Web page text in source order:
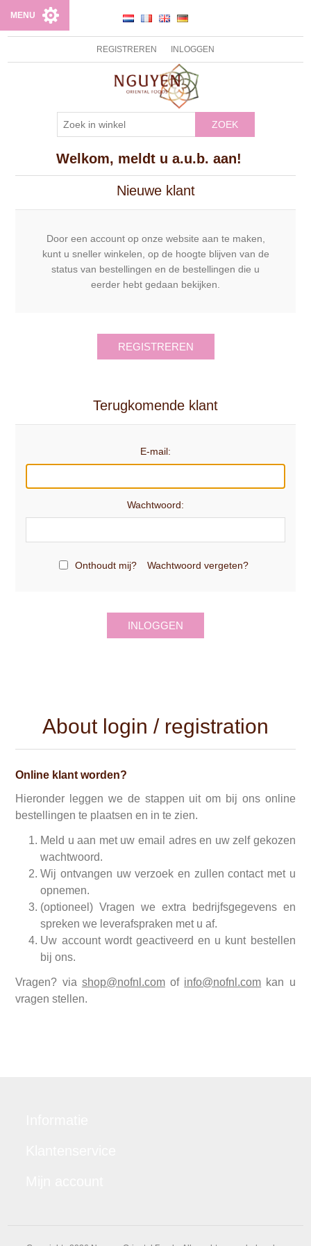
REGISTREREN INLOGGEN
ZOEK
MENU
Welkom, meldt u a.u.b. aan!
Nieuwe klant
Door een account op onze website aan te maken,
kunt u sneller winkelen, op de hoogte blijven van de
status van bestellingen en de bestellingen die u
eerder hebt gedaan bekijken.
REGISTREREN
Terugkomende klant
E-mail:
Wachtwoord:
Onthoudt mij? Wachtwoord vergeten?
INLOGGEN
About login / registration
Online klant worden?
Hieronder leggen we de stappen uit om bij ons online
bestellingen te plaatsen en in te zien.
Meld u aan met uw email adres en uw zelf gekozen
wachtwoord.
Wij ontvangen uw verzoek en zullen contact met u
opnemen.
(optioneel) Vragen we extra bedrijfsgegevens en
spreken we leverafspraken met u af.
Uw account wordt geactiveerd en u kunt bestellen
bij ons.
Vragen? via shop@nofnl.comof info@nofnl.com kan u
vragen stellen.